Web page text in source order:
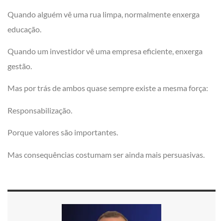
Quando alguém vê uma rua limpa, normalmente enxerga
educação.
Quando um investidor vê uma empresa eficiente, enxerga
gestão.
Mas por trás de ambos quase sempre existe a mesma força:
Responsabilização.
Porque valores são importantes.
Mas consequências costumam ser ainda mais persuasivas.